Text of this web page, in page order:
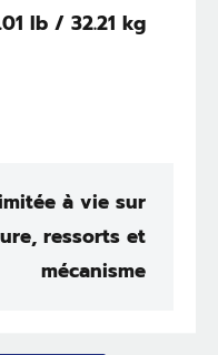
lb / 32.21 kg
à vie sur
ressorts et
mécanisme